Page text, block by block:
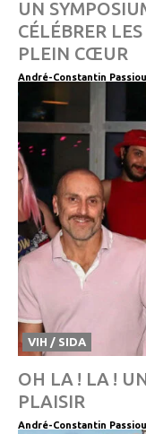
UN
CÉLÉBRER
PLEIN CŒUR
André-Constantin
VIH / SIDA
OH LA ! LA !
PLAISIR
André-Constantin